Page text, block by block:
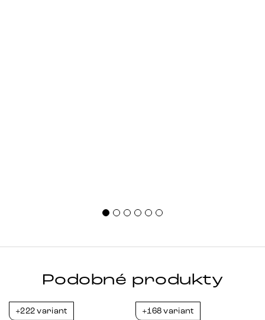
Podobné produkty
+222 variant +168 variant